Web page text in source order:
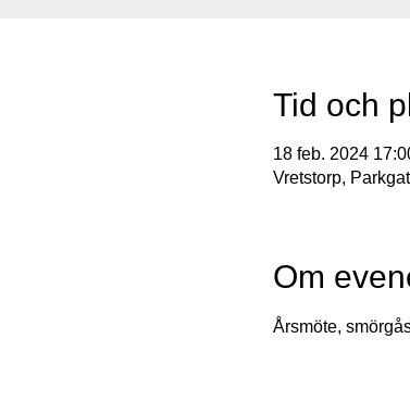
Tid och
18 feb. 2024
Vretstorp,
Om
Årsmöte,